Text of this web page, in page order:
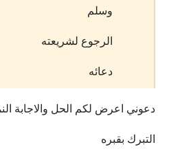
وسلم
الرجوع لشريعته
دعائه
دعوني اعرض لكم الحل والاجابة
التبرك بقبره